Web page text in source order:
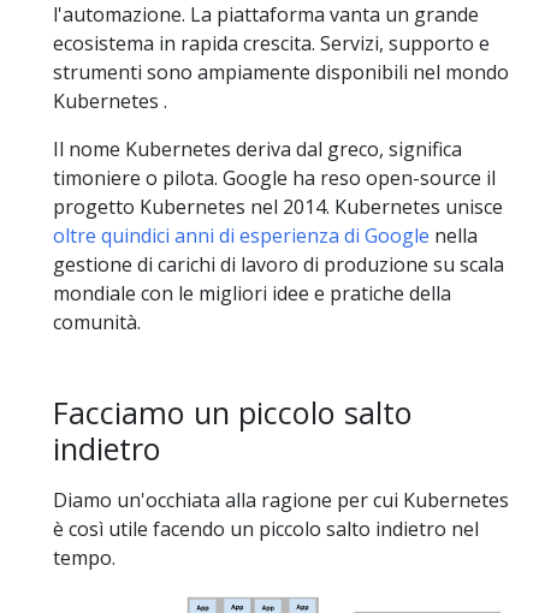
l'automazione. La piattaforma vanta un grande
ecosistema in rapida crescita. Servizi, supporto e
strumenti sono ampiamente disponibili nel mondo
Kubernetes .
Il nome Kubernetes deriva dal greco, significa
timoniere o pilota. Google ha reso open-source il
progetto Kubernetes nel 2014. Kubernetes unisce
oltre quindici anni di esperienza di Google nella
gestione di carichi di lavoro di produzione su scala
mondiale con le migliori idee e pratiche della
comunità.
Facciamo un piccolo salto
indietro
Diamo un'occhiata alla ragione per cui Kubernetes
è così utile facendo un piccolo salto indietro nel
tempo.